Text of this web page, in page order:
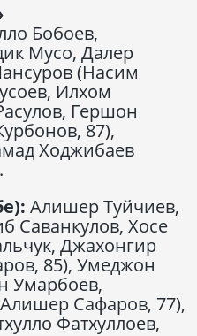
Бобоев,
Мусо, Далер
(Насим
Илхом
Гершон
87),
Ходжибаев
Алишер Туйчиев,
Саванкулов, Хосе
Джахонгир
85), Умеджон
Умарбоев,
Сафаров, 77),
Фатхуллоев,